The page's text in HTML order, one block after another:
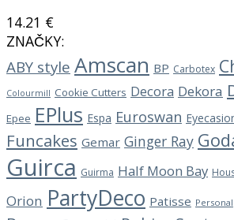
14.21 €
ZNAČKY:
ABY style Amscan BP Carbotex
Colourmill Cookie Cutters Decora Dekora
Epee EPlus Espa Euroswan
Funcakes Gemar Ginger Ray
Guirca Guirma Half Moon Bay
Orion PartyDeco Patisse Personal